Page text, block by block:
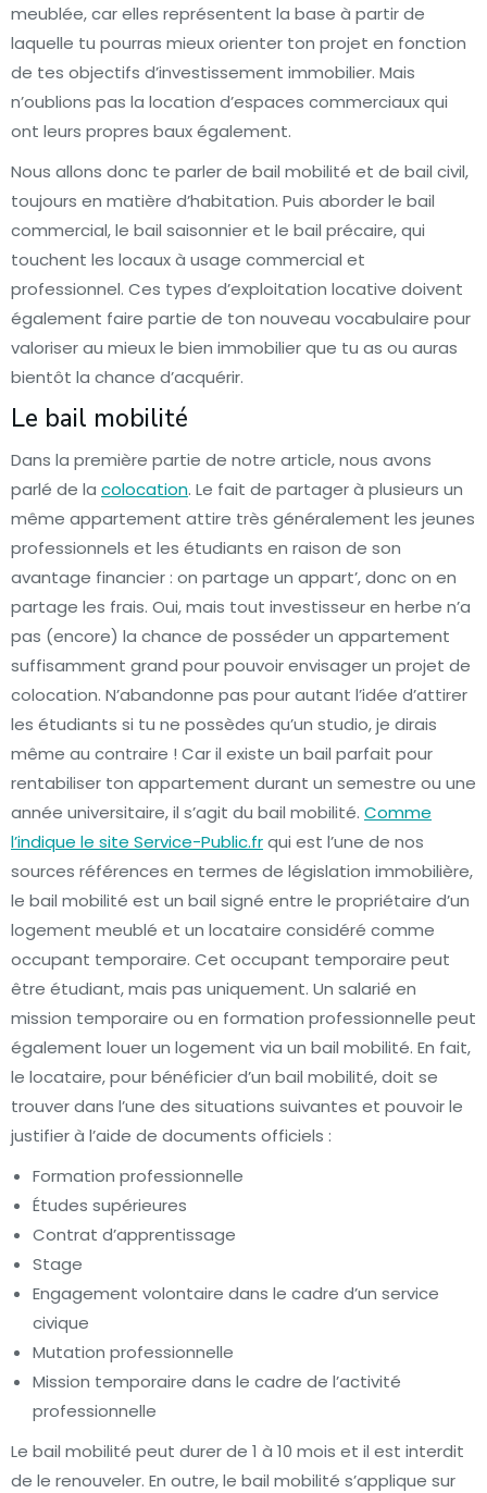
meublée, car elles représentent la base à partir de
laquelle tu pourras mieux orienter ton projet en fonction
de tes objectifs d’investissement immobilier. Mais
n’oublions pas la location d’espaces commerciaux qui
ont leurs propres baux également.
Nous allons donc te parler de bail mobilité et de bail civil,
toujours en matière d’habitation. Puis aborder le bail
commercial, le bail saisonnier et le bail précaire, qui
touchent les locaux à usage commercial et
professionnel. Ces types d’exploitation locative doivent
également faire partie de ton nouveau vocabulaire pour
valoriser au mieux le bien immobilier que tu as ou auras
bientôt la chance d’acquérir.
Le bail mobilité
Dans la première partie de notre article, nous avons
parlé de la colocation. Le fait de partager à plusieurs un
même appartement attire très généralement les jeunes
professionnels et les étudiants en raison de son
avantage financier : on partage un appart’, donc on en
partage les frais. Oui, mais tout investisseur en herbe n’a
pas (encore) la chance de posséder un appartement
suffisamment grand pour pouvoir envisager un projet de
colocation. N’abandonne pas pour autant l’idée d’attirer
les étudiants si tu ne possèdes qu’un studio, je dirais
même au contraire ! Car il existe un bail parfait pour
rentabiliser ton appartement durant un semestre ou une
année universitaire, il s’agit du bail mobilité. Comme
l’indique le site Service-Public.frqui est l’une de nos
sources références en termes de législation immobilière,
le bail mobilité est un bail signé entre le propriétaire d’un
logement meublé et un locataire considéré comme
occupant temporaire. Cet occupant temporaire peut
être étudiant, mais pas uniquement. Un salarié en
mission temporaire ou en formation professionnelle peut
également louer un logement via un bail mobilité. En fait,
le locataire, pour bénéficier d’un bail mobilité, doit se
trouver dans l’une des situations suivantes et pouvoir le
justifier à l’aide de documents officiels :
Formation professionnelle
Études supérieures
Contrat d’apprentissage
Stage
Engagement volontaire dans le cadre d’un service
civique
Mutation professionnelle
Mission temporaire dans le cadre de l’activité
professionnelle
Le bail mobilité peut durer de 1 à 10 mois et il est interdit
de le renouveler. En outre, le bail mobilité s’applique sur